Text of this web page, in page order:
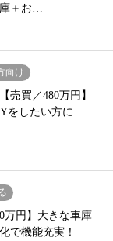
＋お…
向け
買／480万円】
をしたい方に
万円】大きな車庫
で機能充実！